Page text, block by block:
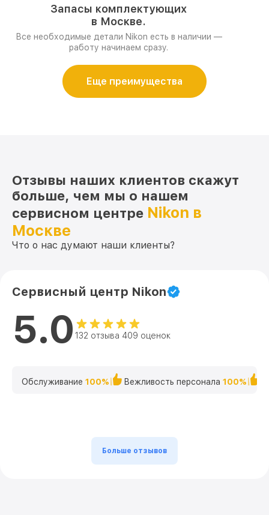
Запасы комплектующих
в Москве.
Все необходимые детали Nikon есть в наличии —
работу начинаем сразу.
Еще преимущества
Отзывы наших клиентов скажут
больше, чем мы о нашем
сервисном центре Nikon в
Москве
Что о нас думают наши клиенты?
Сервисный центр Nikon
5.0 132 отзыва 409 оценок
Обслуживание 100% Вежливость персонала 100%
Больше отзывов